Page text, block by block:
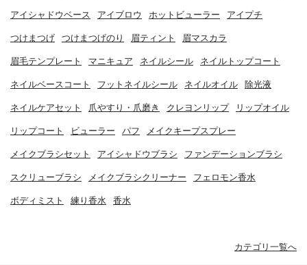
アイシャドウベース アイブロウ ホットビューラー アイプチ
つけまつげ つけまつげのり 眉ティント 眉マスカラ
眉毛テンプレート マニキュア ネイルシール ネイルトップコート
ネイルベースコート フットネイルシール ネイルオイル 除光液
ネイルケアセット 爪やすり・爪磨き クレヨンリップ リップオイル
リップコート ビューラー パフ メイクキープスプレー
メイクブラシセット アイシャドウブラシ ファンデーションブラシ
スクリューブラシ メイクブラシクリーナー フェロモン香水
ボディミスト 練り香水 香水
カテゴリ一覧へ